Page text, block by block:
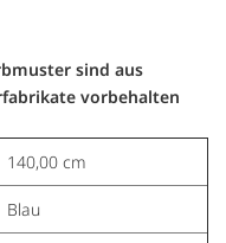
sind aus
vorbehalten
140,00 cm
Blau